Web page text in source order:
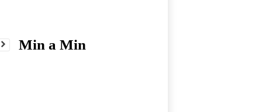
Min a Min